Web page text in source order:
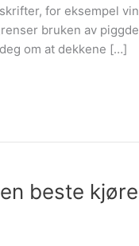
for eksempel
bruken av
om at dekkene […]
beste